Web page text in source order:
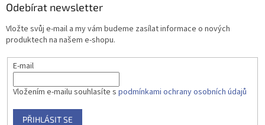
Odebírat newsletter
Vložte svůj e-mail a my vám budeme zasílat informace o nových
produktech na našem e-shopu.
E-mail
Vložením e-mailu souhlasíte s podmínkami ochrany osobních údajů
PŘIHLÁSIT SE